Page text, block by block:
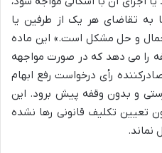
به تقاضای هر یک از طرفین یا
و حل مشکل است.» این ماده
را می دهد که در صورت مواجهه
رأی درخواست رفع ابهام
و بدون وقفه پیش برود. این
تعیین تکلیف قانونی رها نشده
نماند.